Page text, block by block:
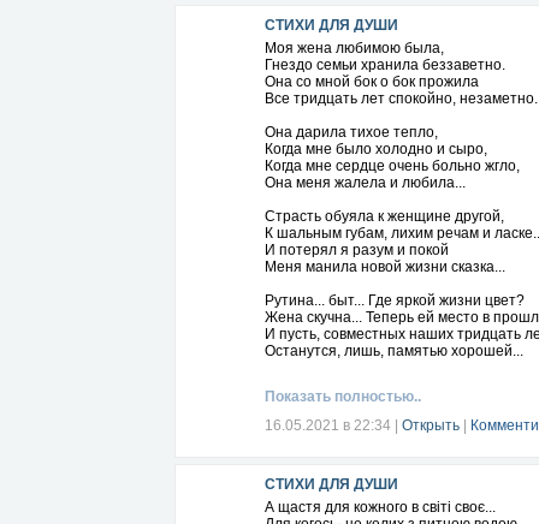
СТИХИ ДЛЯ ДУШИ
Моя жена любимою была,
Гнездо семьи хранила беззаветно.
Она со мной бок о бок прожила
Все тридцать лет спокойно,
Она дарила тихое тепло,
Когда мне было холодно и сыро,
Когда мне сердце очень больно жгло,
Она меня жалела и любила...
Страсть обуяла к женщине другой,
К шальным губам, лихим речам и
И потерял я разум и покой
Меня манила новой жизни сказка...
Рутина... быт... Где яркой жизни цвет?
Жена скучна... Теперь ей место в
И пусть, совместных наших тридцать
Останутся, лишь, памятью хорошей...
С той, кто моложе, выше и стройнее...
Чей дерзкий взгляд меня заворожил,
Я навсегда решил остаться с нею...
Всё, что захочет юная супруга.
Но, стал уже по швам трещать бюджет,
С работой тоже стало очень туго...
Показать полностью..
16.05.2021 в 22:34
Открыть
СТИХИ ДЛЯ ДУШИ
А щастя для кожного в світі своє...